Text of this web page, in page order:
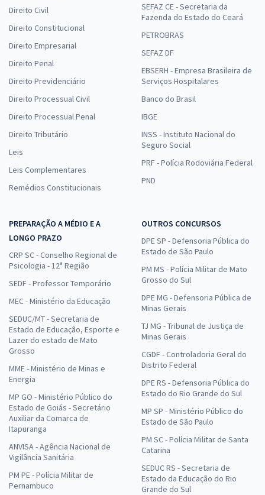
Direito Civil
Direito Constitucional
Direito Empresarial
Direito Penal
Direito Previdenciário
Direito Processual Civil
Direito Processual Penal
Direito Tributário
Leis
Leis Complementares
Remédios Constitucionais
SEFAZ CE - Secretaria da
Fazenda do Estado do Ceará
PETROBRAS
SEFAZ DF
EBSERH - Empresa Brasileira de
Serviços Hospitalares
Banco do Brasil
IBGE
INSS - Instituto Nacional do
Seguro Social
PRF - Polícia Rodoviária Federal
PND
PREPARAÇÃO A MÉDIO E A
LONGO PRAZO
CRP SC - Conselho Regional de
Psicologia - 12ª Região
SEDF - Professor Temporário
MEC - Ministério da Educação
SEDUC/MT - Secretaria de
Estado de Educação, Esporte e
Lazer do estado de Mato
Grosso
MME - Ministério de Minas e
Energia
MP GO - Ministério Público do
Estado de Goiás - Secretário
Auxiliar da Comarca de
Itapuranga
ANVISA - Agência Nacional de
Vigilância Sanitária
PM PE - Polícia Militar de
Pernambuco
OUTROS CONCURSOS
DPE SP - Defensoria Pública do
Estado de São Paulo
PM MS - Polícia Militar de Mato
Grosso do Sul
DPE MG - Defensoria Pública de
Minas Gerais
TJ MG - Tribunal de Justiça de
Minas Gerais
CGDF - Controladoria Geral do
Distrito Federal
DPE RS - Defensoria Pública do
Estado do Rio Grande do Sul
MP SP - Ministério Público do
Estado de São Paulo
PM SC - Polícia Militar de Santa
Catarina
SEDUC RS - Secretaria de
Estado da Educação do Rio
Grande do Sul